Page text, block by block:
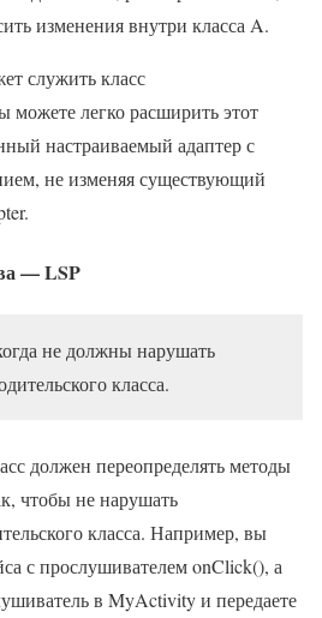
изменения внутри класса A.
служить класс
можете легко расширить этот
настраиваемый адаптер с
не изменяя существующий
— LSP
не должны нарушать
класса.
должен переопределять методы
чтобы не нарушать
класса. Например, вы
с прослушивателем onClick(), а
в MyActivity и передаете